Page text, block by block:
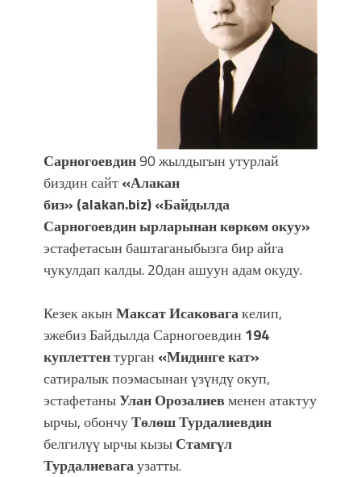
Сарногоевдин90 жылдыгын утурлай
биздин сайт«Алакан
биз» (alakan.biz)«Байдылда
Сарногоевдин ырларынан көркөм окуу»
эстафетасын баштаганыбызга бир айга
чукулдап калды. 20дан ашуун адам окуду.
Кезек акынМаксат Исаковагакелип,
эжебиз Байдылда Сарногоевдин 194
куплеттентурган «Мидинге кат»
сатиралык поэмасынан үзүндү окуп,
эстафетаныУлан Орозалиевменен атактуу
ырчы, обончуТөлөш Турдалиевдин
белгилүү ырчы кызыСтамгүл
Турдалиевагаузатты.